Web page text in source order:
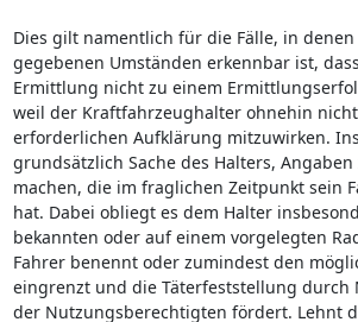
Dies gilt namentlich für die Fälle, in
gegebenen Umständen erkennbar ist,
Ermittlung nicht zu einem
weil der Kraftfahrzeughalter ohnehin
erforderlichen Aufklärung mitzuwirken.
grundsätzlich Sache des Halters, Angaben
machen, die im fraglichen Zeitpunkt sein
hat. Dabei obliegt es dem Halter
bekannten oder auf einem vorgelegten
Fahrer benennt oder zumindest den
eingrenzt und die Täterfeststellung durch
der Nutzungsberechtigten fördert. Lehnt